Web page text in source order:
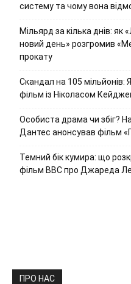
систему та чому вона
Мільярд за кілька днів:
новий день» розгромив
прокату
Скандал на 105 мільйонів:
фільм із Ніколасом
Особиста драма чи збіг?
Дантес анонсував фільм
Темний бік кумира: що
фільм ВВС про Джареда
ПРО НАС